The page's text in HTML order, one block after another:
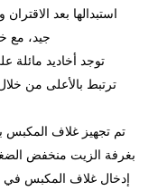
استبدالها بعد
جيد، مع
توجد أخاديد
ترتبط بالأعلى من
بغرفة الزيت منخفض
إدخال غلاف المكبس في